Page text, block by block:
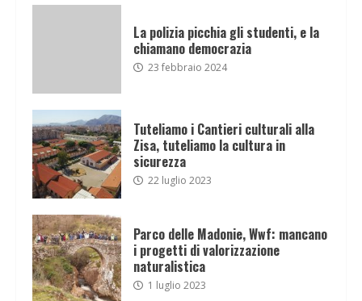
La polizia picchia gli studenti, e la
chiamano democrazia
23 febbraio 2024
Tuteliamo i Cantieri culturali alla
Zisa, tuteliamo la cultura in
sicurezza
22 luglio 2023
Parco delle Madonie, Wwf: mancano
i progetti di valorizzazione
naturalistica
1 luglio 2023